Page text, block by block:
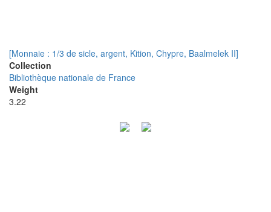
[Monnaie : 1/3 de sicle, argent, Kition, Chypre, Baalmelek II]
Collection
Bibliothèque nationale de France
Weight
3.22